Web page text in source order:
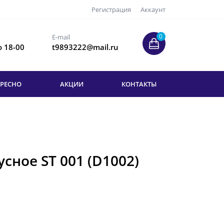
Регистрация Аккаунт
18-00
E-mail
t9893222@mail.ru
0
АКЦИИ КОНТАКТЫ
ST 001 (D1002)